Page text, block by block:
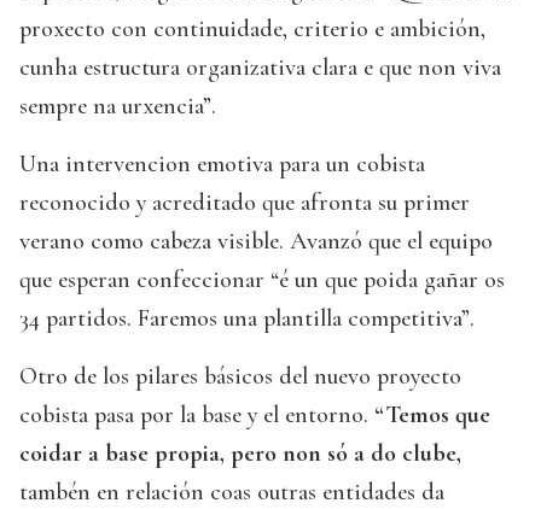
proxecto con continuidade, criterio e ambición,
cunha estructura organizativa clara e que non viva
sempre na urxencia”.
Una intervencion emotiva para un cobista
reconocido y acreditado que afronta su primer
verano como cabeza visible. Avanzó que el equipo
que esperan confeccionar “é un que poida gañar os
34 partidos. Faremos una plantilla competitiva”.
Otro de los pilares básicos del nuevo proyecto
cobista pasa por la base y el entorno. “Temos que
coidar a base propia, pero non só a do clube,
tambén en relación coas outras entidades da